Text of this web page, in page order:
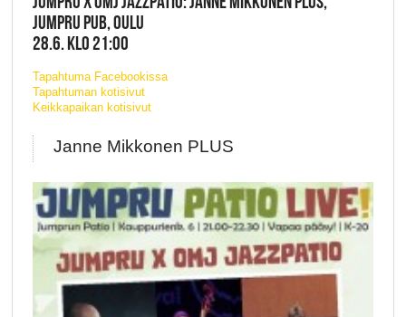
JUMPRU PUB, OULU
28.6. KLO 21:00
Tapahtuma Facebookissa
Tapahtuman kotisivut
Keikkapaikan kotisivut
Janne Mikkonen PLUS